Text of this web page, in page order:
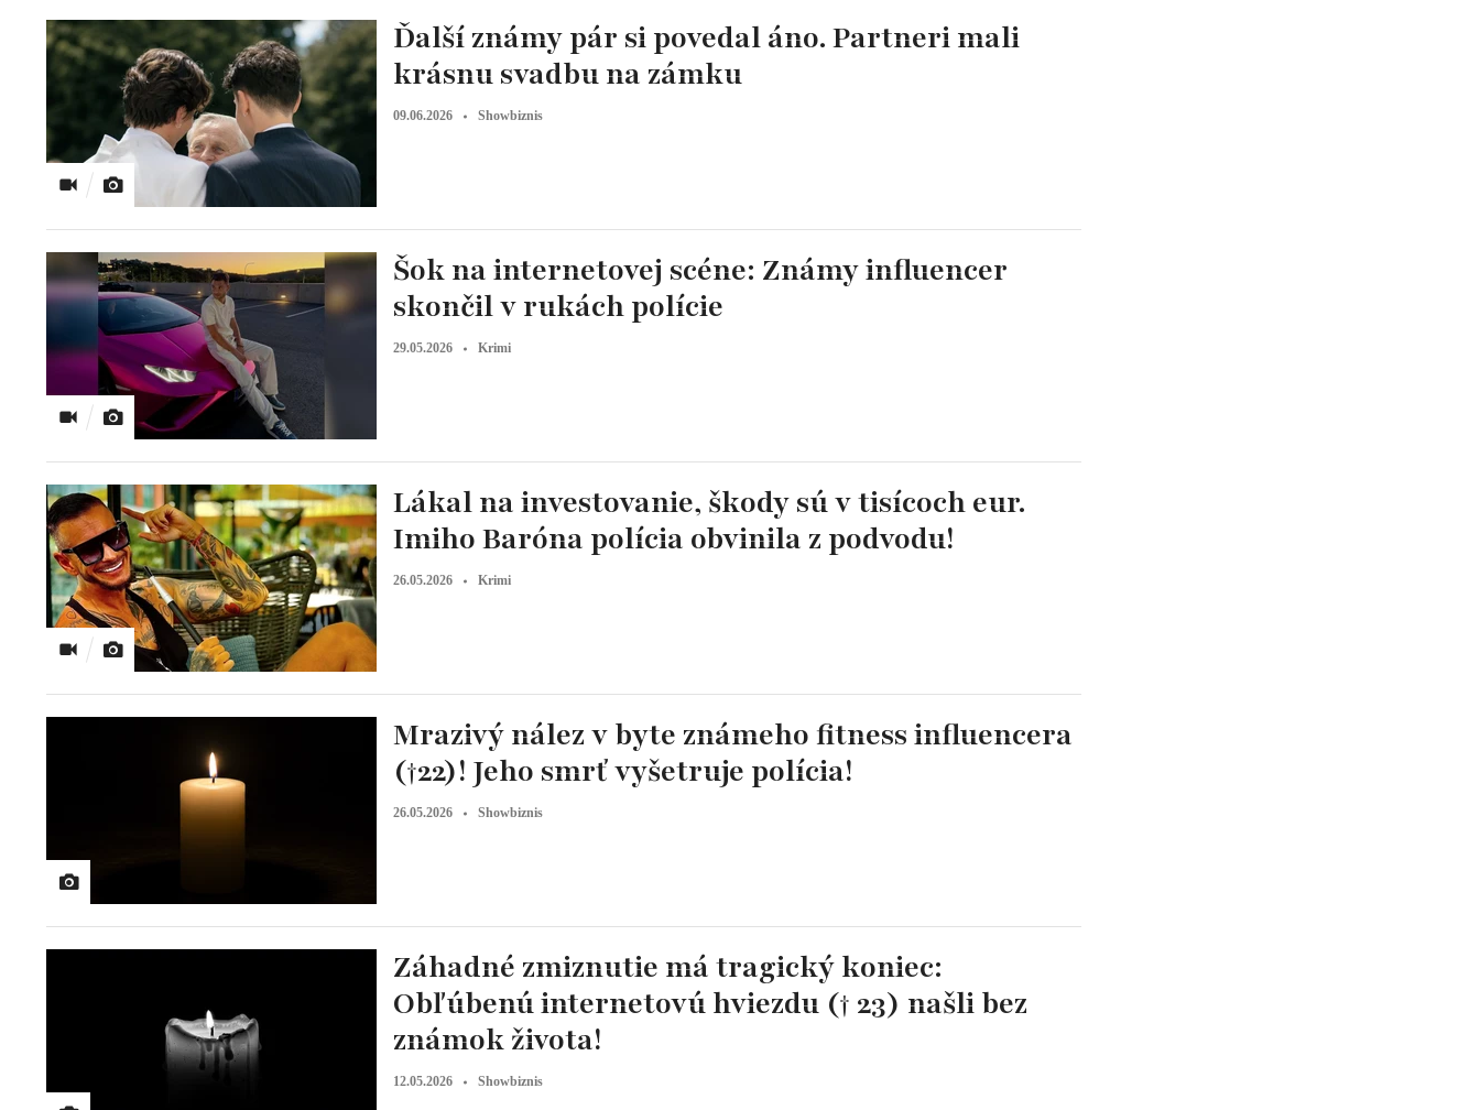
Ďalší známy pár si povedal áno. Partneri mali
krásnu svadbu na zámku
09.06.2026 Showbiznis
Šok na internetovej scéne: Známy influencer
skončil v rukách polície
29.05.2026 Krimi
Lákal na investovanie, škody sú v tisícoch eur.
Imiho Baróna polícia obvinila z podvodu!
26.05.2026 Krimi
Mrazivý nález v byte známeho fitness influencera
(†22)! Jeho smrť vyšetruje polícia!
26.05.2026 Showbiznis
Záhadné zmiznutie má tragický koniec:
Obľúbenú internetovú hviezdu († 23) našli bez
známok života!
12.05.2026 Showbiznis